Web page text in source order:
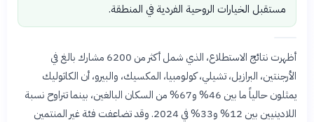
مستقبل الخيارات الروحية الفردية في المنطقة.
أظهرت نتائج الاستطلاع، الذي شمل أكثر من 6200 مشارك بالغ في
الأرجنتين، البرازيل، تشيلي، كولومبيا، المكسيك، والبيرو، أن الكاثوليك
يمثلون حالياً ما بين 46% و67% من السكان البالغين، بينما تتراوح نسبة
اللادينيين بين 12% و33% في 2024. وقد تضاعفت فئة غير المنتمين